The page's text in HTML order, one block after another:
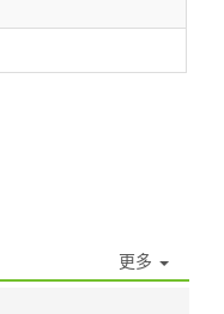
更多